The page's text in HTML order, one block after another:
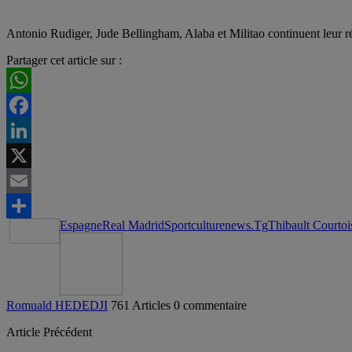
Antonio Rudiger, Jude Bellingham, Alaba et Militao continuent leur
Partager cet article sur :
WhatsApp
Facebook
LinkedIn
X
Email
Partager
EspagneReal MadridSportculturenews.TgThibault
Romuald HEDEDJI 761 Articles 0 commentaire
Article Précédent